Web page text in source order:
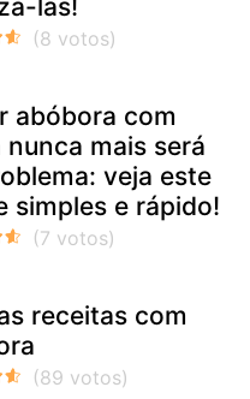
las!
abóbora com
nunca mais será
veja este
simples e rápido!
receitas com